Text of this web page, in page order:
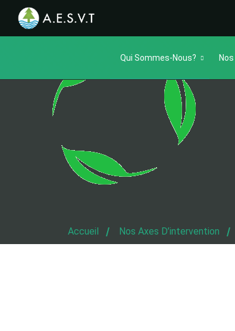
Qui Sommes-Nous?
Accueil Nos Axes D’intervention